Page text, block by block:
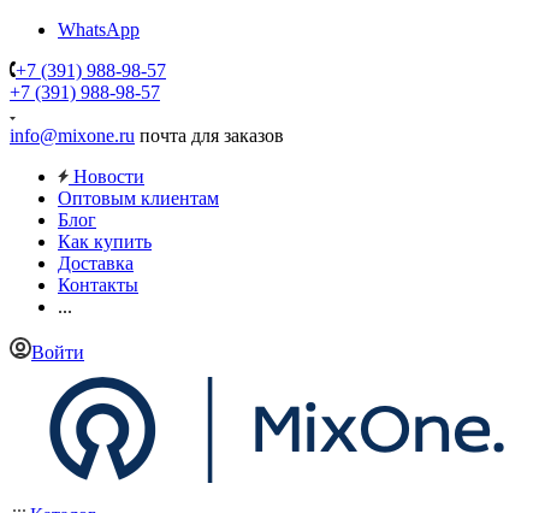
WhatsApp
+7 (391) 988-98-57
+7 (391) 988-98-57
info@mixone.ru почта для заказов
Новости
Оптовым клиентам
Блог
Как купить
Доставка
Контакты
...
Войти